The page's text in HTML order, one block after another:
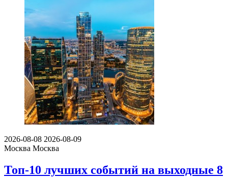
2026-08-08 2026-08-09
Москва Москва
Топ-10 лучших событий на выходные 8